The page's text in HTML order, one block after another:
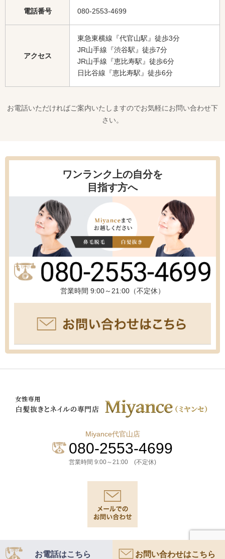
電話番号 080-2553-4699
アクセス
東急東横線『代官山駅』徒歩3分
JR山手線『渋谷駅』徒歩7分
JR山手線『恵比寿駅』徒歩6分
日比谷線『恵比寿駅』徒歩6分
お電話いただければご案内いたしますのでお気軽にお問い合わせ下
さい。
ワンランク上の自分を
目指す方へ
営業時間 9:00～21:00（不定休）
Miyance代官山店
080-2553-4699
営業時間 9:00～21:00 (不定休)
お電話はこちら お問い合わせはこちら
白髪抜きとネイルの専門店Miyance(ミヤンセ)